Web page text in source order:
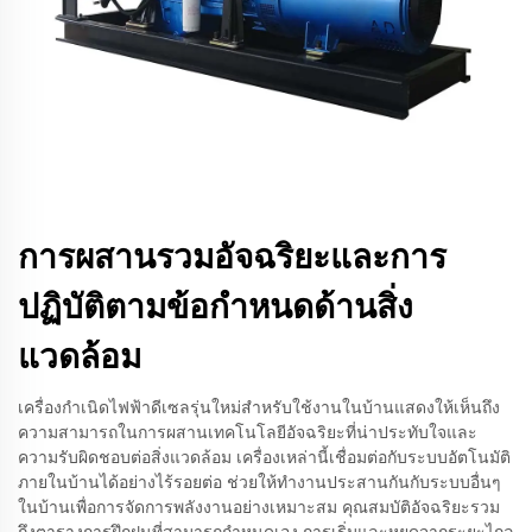
การผสานรวมอัจฉริยะและการ
ปฏิบัติตามข้อกำหนดด้านสิ่ง
แวดล้อม
เครื่องกำเนิดไฟฟ้าดีเซลรุ่นใหม่สำหรับใช้งานในบ้านแสดงให้เห็นถึง
ความสามารถในการผสานเทคโนโลยีอัจฉริยะที่น่าประทับใจและ
ความรับผิดชอบต่อสิ่งแวดล้อม เครื่องเหล่านี้เชื่อมต่อกับระบบอัตโนมัติ
ภายในบ้านได้อย่างไร้รอยต่อ ช่วยให้ทำงานประสานกันกับระบบอื่นๆ
ในบ้านเพื่อการจัดการพลังงานอย่างเหมาะสม คุณสมบัติอัจฉริยะรวม